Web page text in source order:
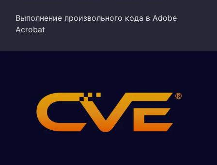
Выполнение произвольного кода в Adobe
Acrobat